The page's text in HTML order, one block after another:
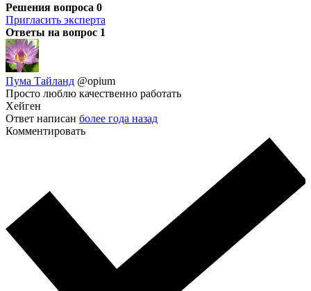
Решения вопроса 0
Пригласить эксперта
Ответы на вопрос 1
Пума Тайланд @opium
Просто люблю качественно работать
Хейген
Ответ написан более года назад
Комментировать